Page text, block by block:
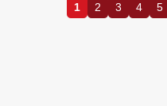
1 2 3 4 5